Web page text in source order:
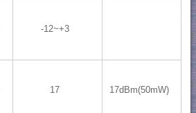
-12~+3
17 17dBm(50mW)